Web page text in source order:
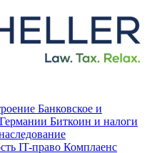
Банковское и
Биткоин и налоги
IT-право Комплаенс